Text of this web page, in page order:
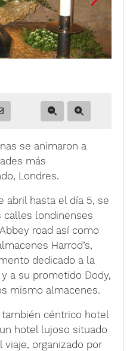
se animaron a
más
Londres.
abril hasta el día 5, se
calles londinenses
road así como
Harrod’s,
dedicado a la
a su prometido Dody,
mismo almacenes.
céntrico hotel
hotel lujoso situado
viaje, organizado por